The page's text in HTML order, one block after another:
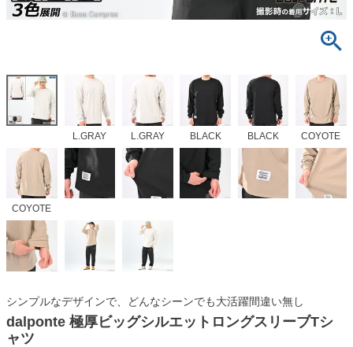
L.GRAY L.GRAY BLACK BLACK COYOTE
COYOTE
シンプルなデザインで、どんなシーンでも大活躍間違い無し
dalponte 極厚ビッグシルエットロングスリーブTシ
ャツ